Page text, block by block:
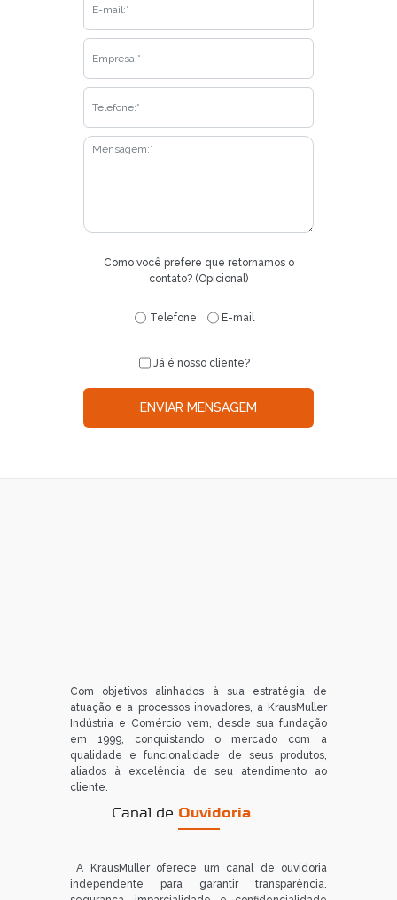
Como você prefere que retornamos o
contato? (Opicional)
Telefone E-mail
Já é nosso cliente?
ENVIAR MENSAGEM
Com objetivos alinhados à sua estratégia de
atuação e a processos inovadores, a KrausMuller
Indústria e Comércio vem, desde sua fundação
em 1999, conquistando o mercado com a
qualidade e funcionalidade de seus produtos,
aliados à excelência de seu atendimento ao
cliente.
Canal de Ouvidoria
A KrausMuller oferece um canal de ouvidoria
independente para garantir transparência,